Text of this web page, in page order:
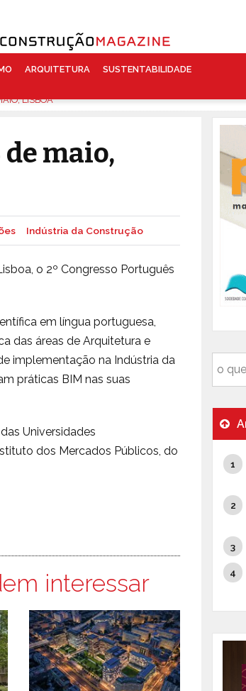
ARQUITETURA
SUSTENTABILIDADE
LISBOA
de maio,
Indústria da Construção
o 2º Congresso Português
em língua portuguesa,
das áreas de Arquitetura e
implementação na Indústria da
práticas BIM nas suas
Universidades
dos Mercados Públicos, do
interessar